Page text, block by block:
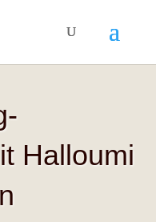
Halloumi